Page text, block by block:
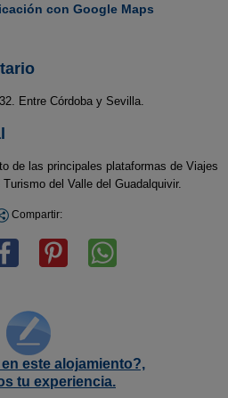
con Google Maps
Entre Córdoba y Sevilla.
de las principales plataformas de Viajes
del Valle del Guadalquivir.
Compartir:
este alojamiento?,
tu experiencia.